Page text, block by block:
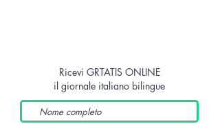
Ricevi GRTATIS ONLINE
il giornale italiano bilingue